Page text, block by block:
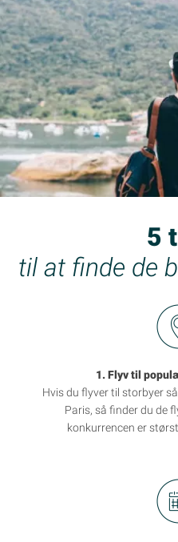
5
til at finde de
1. Flyv til
Hvis du flyver til storbyer
Paris, så finder du de
konkurrencen er